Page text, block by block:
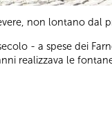
non lontano dal
- a spese dei
realizzava le